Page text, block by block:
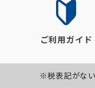
ご利用ガイド
※税表記がな